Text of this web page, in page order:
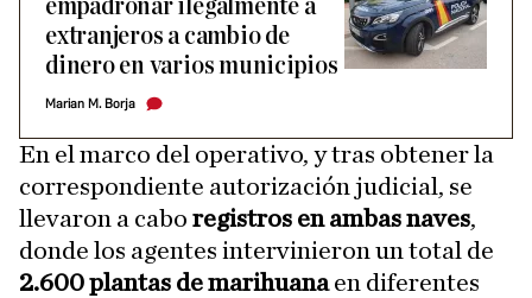
empadronar ilegalmente a
extranjeros a cambio de
dinero en varios municipios
Marian M. Borja
En el marco del operativo, y tras obtener la
correspondiente autorización judicial, se
llevaron a cabo registros en ambas naves,
donde los agentes intervinieron un total de
2.600 plantas de marihuanaen diferentes